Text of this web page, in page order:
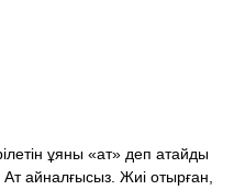
ұяны «ат» деп атайды
айналғысыз. Жиі отырған,